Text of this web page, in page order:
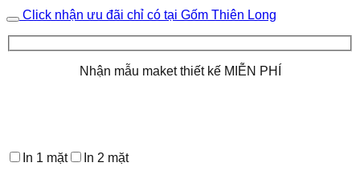
Vẽ
Vàng
Công
Danh
Click nhận ưu đãi chỉ có tại Gốm Thiên Long
Nhận mẫu maket thiết kế MIỄN PHÍ
In 1 mặt In 2 mặt